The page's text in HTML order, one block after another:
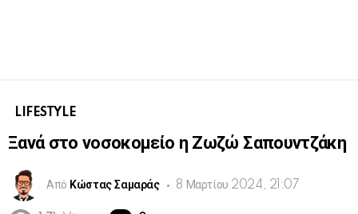
LIFESTYLE
Ξανά στο νοσοκομείο η Ζωζώ Σαπουντζάκη
Από Κώστας Σαμαράς 8 Μαρτίου 2024, 21:07